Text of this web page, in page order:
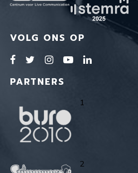
VOLG ONS OP
PARTNERS
1
2